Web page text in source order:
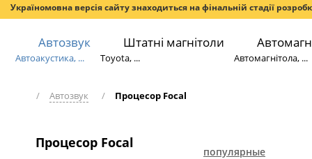
Україномовна версія сайту знаходиться на фінальній стадії
Автозвук
Автоакустика, ...
Штатні магнітоли
Toyota, ... Автомагнітола, ...
/ Автозвук / Процесор Focal
Процесор Focal
популярные